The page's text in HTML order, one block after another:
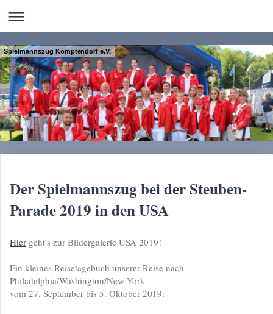
Spielmannszug Komptendorf e.V.
Der Spielmannszug bei der Steuben-
Parade 2019 in den USA
Hier geht's zur Bildergalerie USA 2019!
Ein kleines Reisetagebuch unserer Reise nach
Philadelphia/Washington/New York
vom 27. September bis 5. Oktober 2019: